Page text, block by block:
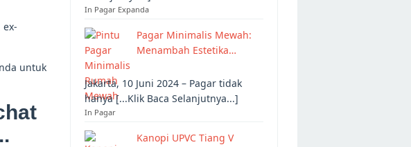
untuk
In Pagar Expanda
Pagar Minimalis Mewah:
Menambah Estetika…
Jakarta, 10 Juni 2024 – Pagar tidak
hanya [...Klik Baca Selanjutnya...]
In Pagar
Kanopi UPVC Tiang V